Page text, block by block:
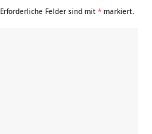
Erforderliche Felder sind mit * markiert.